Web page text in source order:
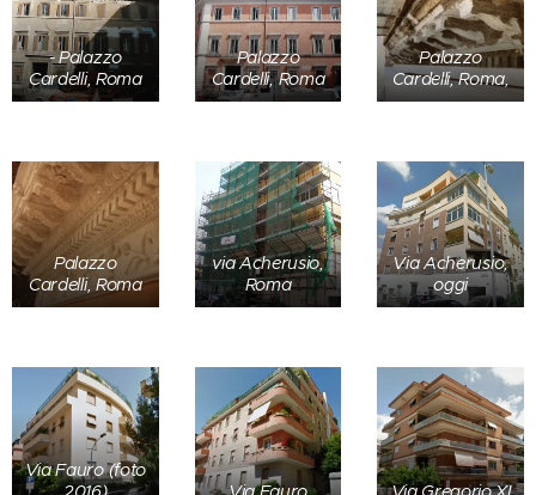
- Palazzo
Cardelli, Roma
Palazzo
Cardelli, Roma
Palazzo
Cardelli, Roma,
Palazzo
Cardelli, Roma
via Acherusio,
Roma
Via Acherusio,
oggi
Via Fauro (foto